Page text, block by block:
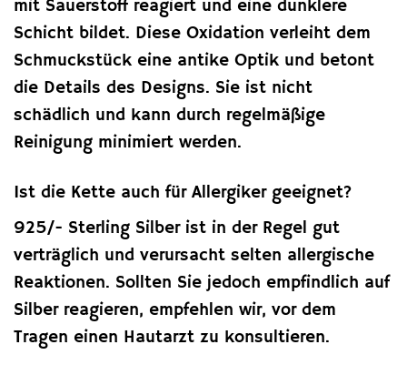
mit Sauerstoff reagiert und eine dunklere
Schicht bildet. Diese Oxidation verleiht dem
Schmuckstück eine antike Optik und betont
die Details des Designs. Sie ist nicht
schädlich und kann durch regelmäßige
Reinigung minimiert werden.
Ist die Kette auch für Allergiker geeignet?
925/- Sterling Silber ist in der Regel gut
verträglich und verursacht selten allergische
Reaktionen. Sollten Sie jedoch empfindlich auf
Silber reagieren, empfehlen wir, vor dem
Tragen einen Hautarzt zu konsultieren.